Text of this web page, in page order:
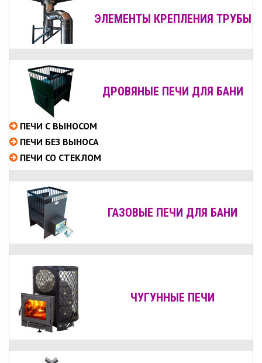
ЭЛЕМЕНТЫ КРЕПЛЕНИЯ ТРУБЫ
ДРОВЯНЫЕ ПЕЧИ ДЛЯ БАНИ
ПЕЧИ С ВЫНОСОМ
ПЕЧИ БЕЗ ВЫНОСА
ПЕЧИ СО СТЕКЛОМ
ГАЗОВЫЕ ПЕЧИ ДЛЯ БАНИ
ЧУГУННЫЕ ПЕЧИ